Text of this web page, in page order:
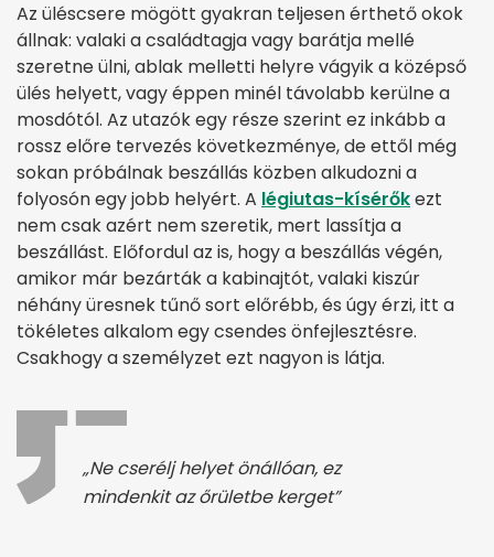
Az üléscsere mögött gyakran teljesen érthető okok
állnak: valaki a családtagja vagy barátja mellé
szeretne ülni, ablak melletti helyre vágyik a középső
ülés helyett, vagy éppen minél távolabb kerülne a
mosdótól. Az utazók egy része szerint ez inkább a
rossz előre tervezés következménye, de ettől még
sokan próbálnak beszállás közben alkudozni a
folyosón egy jobb helyért. A légiutas-kísérőkezt
nem csak azért nem szeretik, mert lassítja a
beszállást. Előfordul az is, hogy a beszállás végén,
amikor már bezárták a kabinajtót, valaki kiszúr
néhány üresnek tűnő sort előrébb, és úgy érzi, itt a
tökéletes alkalom egy csendes önfejlesztésre.
Csakhogy a személyzet ezt nagyon is látja.
„Ne cserélj helyet önállóan, ez
mindenkit az őrületbe kerget”